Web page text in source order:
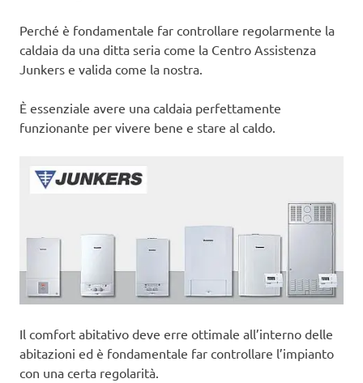
Perché è fondamentale far controllare regolarmente la
caldaia da una ditta seria come la Centro Assistenza
Junkers e valida come la nostra.
È essenziale avere una caldaia perfettamente
funzionante per vivere bene e stare al caldo.
Il comfort abitativo deve erre ottimale all’interno delle
abitazioni ed è fondamentale far controllare l’impianto
con una certa regolarità.